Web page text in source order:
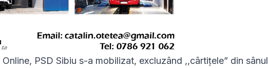
PSD Sibiu s-a mobilizat, excluzând ,,cârtițele” din sânul